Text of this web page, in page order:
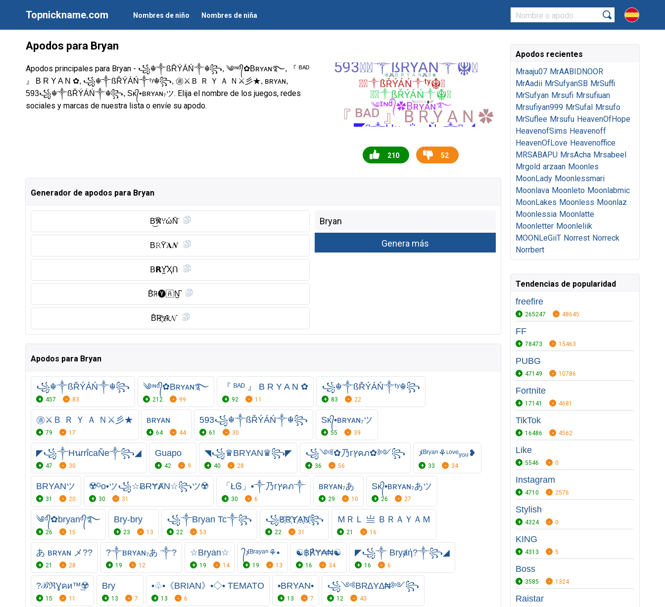
Topnickname.com Nombres de niño Nombres de niña
Apodos para Bryan
Apodos principales para Bryan - ꧁☬༒ßŘÝÁŃ༒☬꧂, ༄ᶦᶰᵈ᭄✿Bʀʏᴀɴ࿐, 『 ᴮᴬᴰ
』 B R Y A N ✿, ꧁☬༒ßŘÝÁŃ༒ᵗʸ☬꧂, ㊜⚔Ｂ Ｒ Ｙ Ａ Ｎ⚔彡★, ʙʀʏᴀɴ,
593꧁☬༒ßŘÝÁŃ༒☬꧂, Sᴋ᭄•ʙʀʏᴀɴ₇ツ. Elija el nombre de los juegos, redes
sociales y marcas de nuestra lista o envíe su apodo.
210 52
Generador de apodos para Bryan
B͜͡𝕽ꌩώN̆̈
B𝚁Y̆̈𝐀𝑵
𝖡𝗥Y̺͆Ҳᑎ
B̑̈ꋪ🅨︎🇦 N̺͆
B̑̈R҈ሃҟ𝓝
Apodos para Bryan
꧁☬༒ßŘÝÁŃ༒☬꧂
457 83
༄ᶦᶰᵈ᭄✿Bʀʏᴀɴ࿐
212 99
『 ᴮᴬᴰ 』 B R Y A N ✿
92 11
꧁☬༒ßŘÝÁŃ༒ᵗʸ☬꧂
83 22
㊜⚔Ｂ Ｒ Ｙ Ａ Ｎ⚔彡★
79 17
ʙʀʏᴀɴ
64 44
593꧁☬༒ßŘÝÁŃ༒☬꧂
61 30
Sᴋ᭄•ʙʀʏᴀɴ₇ツ
55 39
◤꧁༒HนrrΐcaŇe༒꧂◢
47 30
Guapo
42 9
◥꧁♛BRYAN♛꧂◤
40 28
꧁༺✿乃гץคภ✿༻꧂
36 56
ﾒᴮʳʸᵃⁿ⚘ᶫᵒᵛᵉᵧₒᵤ❥
33 34
BRYANツ
31 20
☢️ᴳo•ツ꧁☆ɃɌɎȺN☆꧂ツ☢️
30 31
「ŁᎶ」•༒乃гץคภ༒
30 6
ʙʀʏᴀɴ₇あ
29 10
Sᴋ᭄•ʙʀʏᴀɴ₇あツ
26 27
༄ᵈ᭄✿bryanᵈ᭄࿐
26 15
Bry-bry
23 13
꧁༒Bryan Tc༒꧂
22 53
꧁B҉R҉Y҉A҉N҉꧂
22 31
ＭＲＬ 亗 ＢＲＡＹＡＭ
21 16
あ ʙʀʏᴀɴ メ??
21 28
?༒ʙʀʏᴀɴ₇あ ༒?
19 12
☆Bryan☆
19 14
᭄ﾒᴮʳᵃʸᵃⁿ⚘•
19 13
☯฿℟Ɏ₳₦☯
16 34
◤꧁༒ Bryⱥή?༒꧂◢
16 6
?ℬℜƔคи™͢☢️
15 11
Bry
13 7
•♧•《BRIAN》•◇• TEMATO
13 6
•BRYAN•
13 7
꧁༺BR∆Y∆₦༻꧂
12 43
Apodos recientes
Mraaju07 MrAABIDNOOR
MrAadii MrSufyanSB MrSuffi
MrSufyan Mrsufi Mrsufiuan
Mrsufiyan999 MrSufal Mrsufo
MrSuflee Mrsufu HeavenOfHope
HeavenofSims Heavenoff
HeavenOfLove Heavenoffice
MRSABAPU MrsAcha Mrsabeel
Mrgold arzaan Moonles
MoonLady Moonlessmari
Moonlava Moonleto Moonlabmic
MoonLakes Moonless Moonlaz
Moonlessia Moonlatte
Moonletter Moonleliik
MOONLeGiiT Norrest Norreck
Norrbert
Tendencias de popularidad
freefire
265247 48645
FF
78473 15463
PUBG
47149 10786
Fortnite
17141 4681
TikTok
16486 4562
Like
5546 0
Instagram
4710 2576
Stylish
4324 0
KING
4313 5
Boss
3585 1324
Raistar